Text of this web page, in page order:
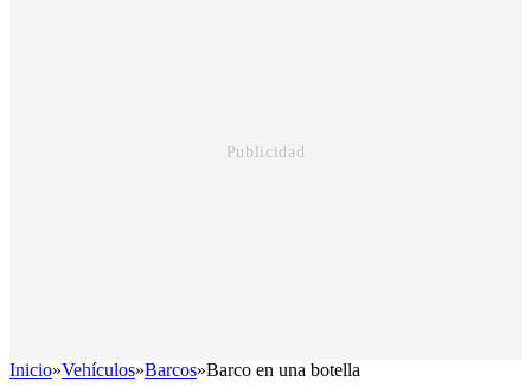
Inicio»Vehículos»Barcos»Barco en una botella